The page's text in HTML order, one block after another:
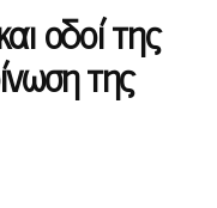
οδοί της
της